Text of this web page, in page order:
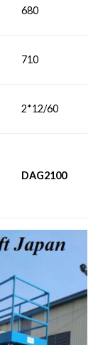
680
710
2*12/60
DAG2100